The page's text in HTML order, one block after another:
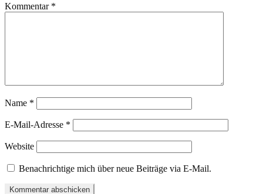
Kommentar *
Name *
E-Mail-Adresse *
Website
Benachrichtige mich über neue Beiträge via E-Mail.